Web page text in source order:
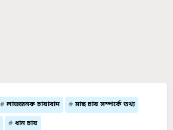
লাভজনক চাষাবাদ মাছ চাষ সম্পর্কে তথ্য
ধান চাষ